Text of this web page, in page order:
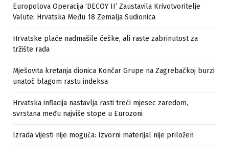
Europolova Operacija ‘DECOY II’ Zaustavila Krivotvoritelje
Valute: Hrvatska Među 18 Zemalja Sudionica
Hrvatske plaće nadmašile češke, ali raste zabrinutost za
tržište rada
Mješovita kretanja dionica Končar Grupe na Zagrebačkoj burzi
unatoč blagom rastu indeksa
Hrvatska inflacija nastavlja rasti treći mjesec zaredom,
svrstana među najviše stope u Eurozoni
Izrada vijesti nije moguća: Izvorni materijal nije priložen